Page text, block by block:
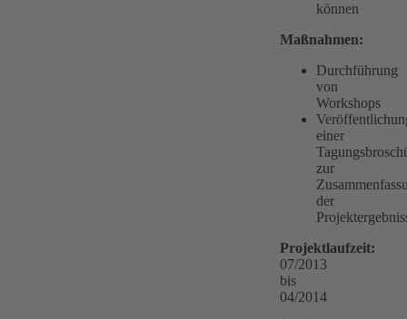
können
Maßnahmen:
Durchführung
von
Workshops
einer
zur
der
Projektlaufzeit:
07/2013
bis
04/2014